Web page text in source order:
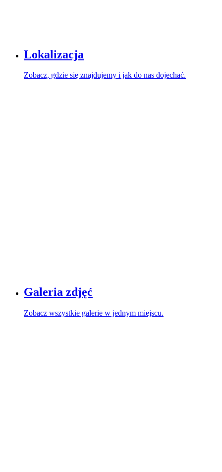
Lokalizacja
Zobacz, gdzie się znajdujemy i jak do nas dojechać.
Galeria zdjęć
Zobacz wszystkie galerie w jednym miejscu.